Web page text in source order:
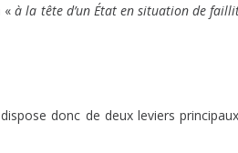
«à la tête d’un État en situation de
donc de deux leviers